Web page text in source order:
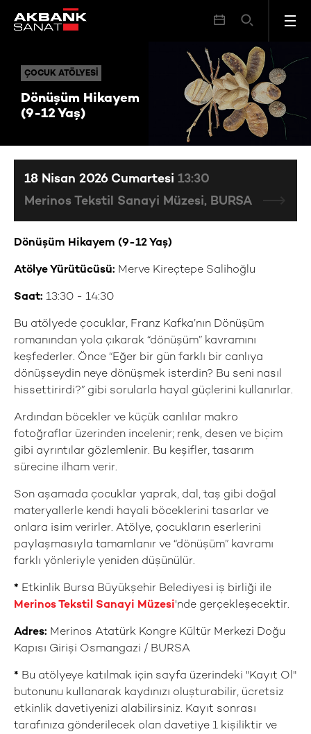
ÇOCUK ATÖLYESI
Dönüşüm Hikayem
(9-12 Yaş)
ÇOCUK ATÖLYESI Dönüşüm Hikayem (9-12 Yaş)
Dönüşüm Hikayem (9-12 Yaş)
Atölye Yürütücüsü: Merve Kireçtepe Salihoğlu
Saat: 13:30 - 14:30
Bu atölyede çocuklar, Franz Kafka’nın Dönüşüm
romanından yola çıkarak “dönüşüm” kavramını
keşfederler. Önce “Eğer bir gün farklı bir canlıya
dönüşseydin neye dönüşmek isterdin? Bu seni nasıl
hissettirirdi?” gibi sorularla hayal güçlerini kullanırlar.
Ardından böcekler ve küçük canlılar makro
fotoğraflar üzerinden incelenir; renk, desen ve biçim
gibi ayrıntılar gözlemlenir. Bu keşifler, tasarım
sürecine ilham verir.
Son aşamada çocuklar yaprak, dal, taş gibi doğal
materyallerle kendi hayali böceklerini tasarlar ve
onlara isim verirler. Atölye, çocukların eserlerini
paylaşmasıyla tamamlanır ve “dönüşüm” kavramı
farklı yönleriyle yeniden düşünülür.
* Etkinlik Bursa Büyükşehir Belediyesi iş birliği ile
Merinos Tekstil Sanayi Müzesi'nde gerçekleşecektir.
Adres: Merinos Atatürk Kongre Kültür Merkezi Doğu
Kapısı Girişi Osmangazi / BURSA
* Bu atölyeye katılmak için sayfa üzerindeki "Kayıt Ol"
butonunu kullanarak kaydınızı oluşturabilir, ücretsiz
etkinlik davetiyenizi alabilirsiniz. Kayıt sonrası
tarafınıza gönderilecek olan davetiye 1 kişiliktir ve
18 Nisan 2026 Cumartesi 13:30
Merinos Tekstil Sanayi Müzesi, BURSA